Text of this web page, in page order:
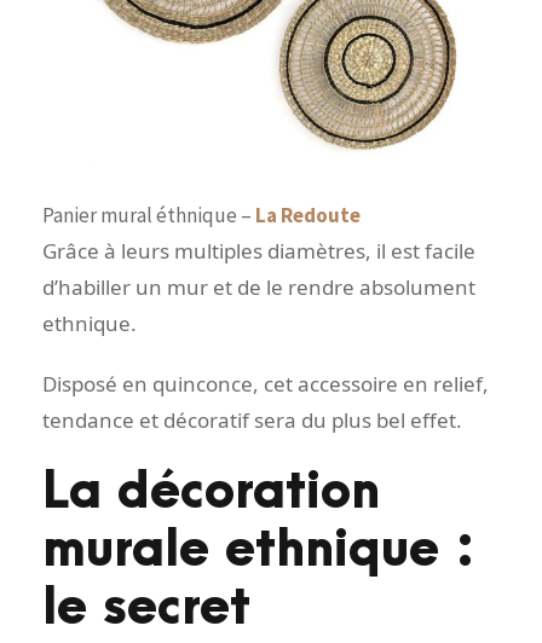
Panier mural éthnique – La Redoute
Grâce à leurs multiples diamètres, il est facile
d’habiller un mur et de le rendre absolument
ethnique.
Disposé en quinconce, cet accessoire en relief,
tendance et décoratif sera du plus bel effet.
La décoration
murale ethnique :
le secret